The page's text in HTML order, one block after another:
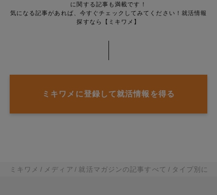
に関する記事も満載です！
気になる記事があれば、今すぐチェックしてみてください！就活情報
探すなら【ミキワメ】
ミキワメに登録して就活情報を得る
ミキワメ メディア 就活マガジンの記事すべて タイプ別に